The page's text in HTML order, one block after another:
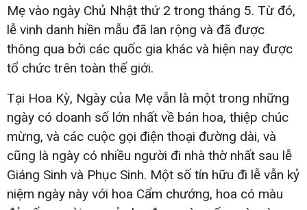
Mẹ vào ngày Chủ Nhật thứ 2 trong tháng 5. Từ đó,
lễ vinh danh hiền mẫu đã lan rộng và đã được
thông qua bởi các quốc gia khác và hiện nay được
tổ chức trên toàn thế giới.
Tại Hoa Kỳ, Ngày của Mẹ vẫn là một trong những
ngày có doanh số lớn nhất về bán hoa, thiệp chúc
mừng, và các cuộc gọi điện thoại đường dài, và
cũng là ngày có nhiều người đi nhà thờ nhất sau lễ
Giáng Sinh và Phục Sinh. Một số tín hữu đi lễ vẫn kỷ
niệm ngày này với hoa Cẩm chướng, hoa có màu